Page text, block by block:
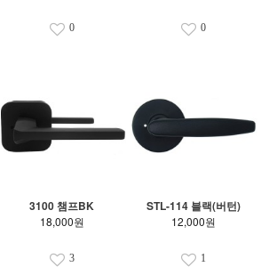
0 0
3100 챔프BK
18,000원
3
STL-114 블랙(버턴)
12,000원
1